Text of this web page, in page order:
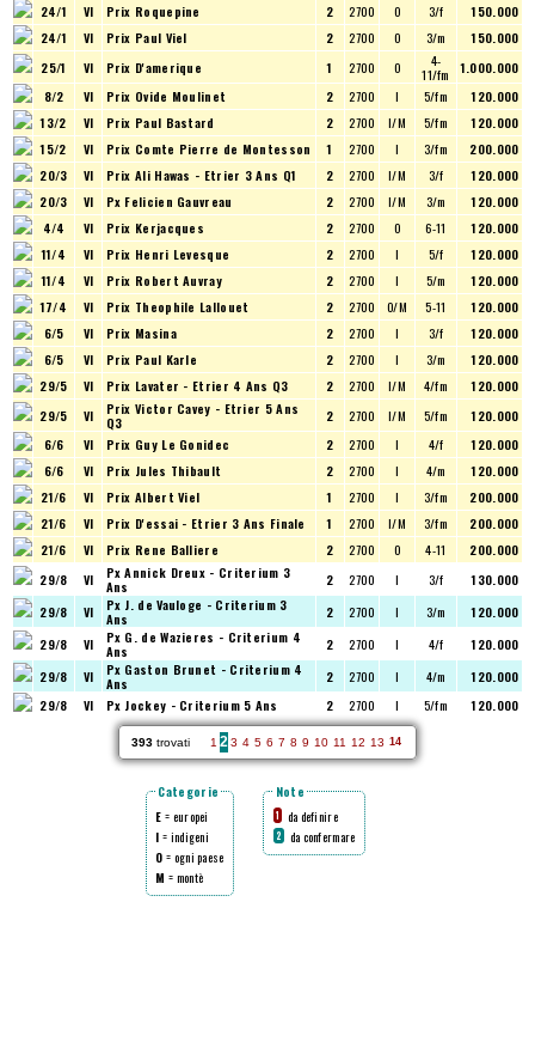
24/1
VI Prix Roquepine 2 2700 O 3/f
150.000
24/1
VI Prix Paul Viel 2 2700 O 3/m
150.000
25/1
VI Prix D'amerique 1 2700 O 4-
11/fm
1.000.000
8/2
VI Prix Ovide Moulinet 2 2700 I 5/fm
120.000
13/2
VI Prix Paul Bastard 2 2700 I/M 5/fm
120.000
15/2
VI Prix Comte Pierre de Montesson 1 2700 I 3/fm
200.000
20/3
VI Prix Ali Hawas - Etrier 3 Ans Q1 2 2700 I/M 3/f
120.000
20/3
VI Px Felicien Gauvreau 2 2700 I/M 3/m
120.000
4/4
VI Prix Kerjacques 2 2700 O 6-11
120.000
11/4
VI Prix Henri Levesque 2 2700 I 5/f
120.000
11/4
VI Prix Robert Auvray 2 2700 I 5/m
120.000
17/4
VI Prix Theophile Lallouet 2 2700 O/M 5-11
120.000
6/5
VI Prix Masina 2 2700 I 3/f
120.000
6/5
VI Prix Paul Karle 2 2700 I 3/m
120.000
29/5
VI Prix Lavater - Etrier 4 Ans Q3 2 2700 I/M 4/fm
120.000
29/5
VI Prix Victor Cavey - Etrier 5 Ans
Q3 2 2700 I/M 5/fm
120.000
6/6
VI Prix Guy Le Gonidec 2 2700 I 4/f
120.000
6/6
VI Prix Jules Thibault 2 2700 I 4/m
120.000
21/6
VI Prix Albert Viel 1 2700 I 3/fm
200.000
21/6
VI Prix D'essai - Etrier 3 Ans Finale 1 2700 I/M 3/fm
200.000
21/6
VI Prix Rene Balliere 2 2700 O 4-11
200.000
29/8
VI Px Annick Dreux - Criterium 3
Ans 2 2700 I 3/f
130.000
29/8
VI Px J. de Vauloge - Criterium 3
Ans 2 2700 I 3/m
120.000
29/8
VI Px G. de Wazieres - Criterium 4
Ans 2 2700 I 4/f
120.000
29/8
VI Px Gaston Brunet - Criterium 4
Ans 2 2700 I 4/m
120.000
29/8
VI Px Jockey - Criterium 5 Ans 2 2700 I 5/fm 120.000
393 trovati 1 23 4 5 6 7 8 9 10 11 12 13 14
Categorie
E = europei
I = indigeni
O = ogni paese
M = montè
Note
1 da definire
2 da confermare